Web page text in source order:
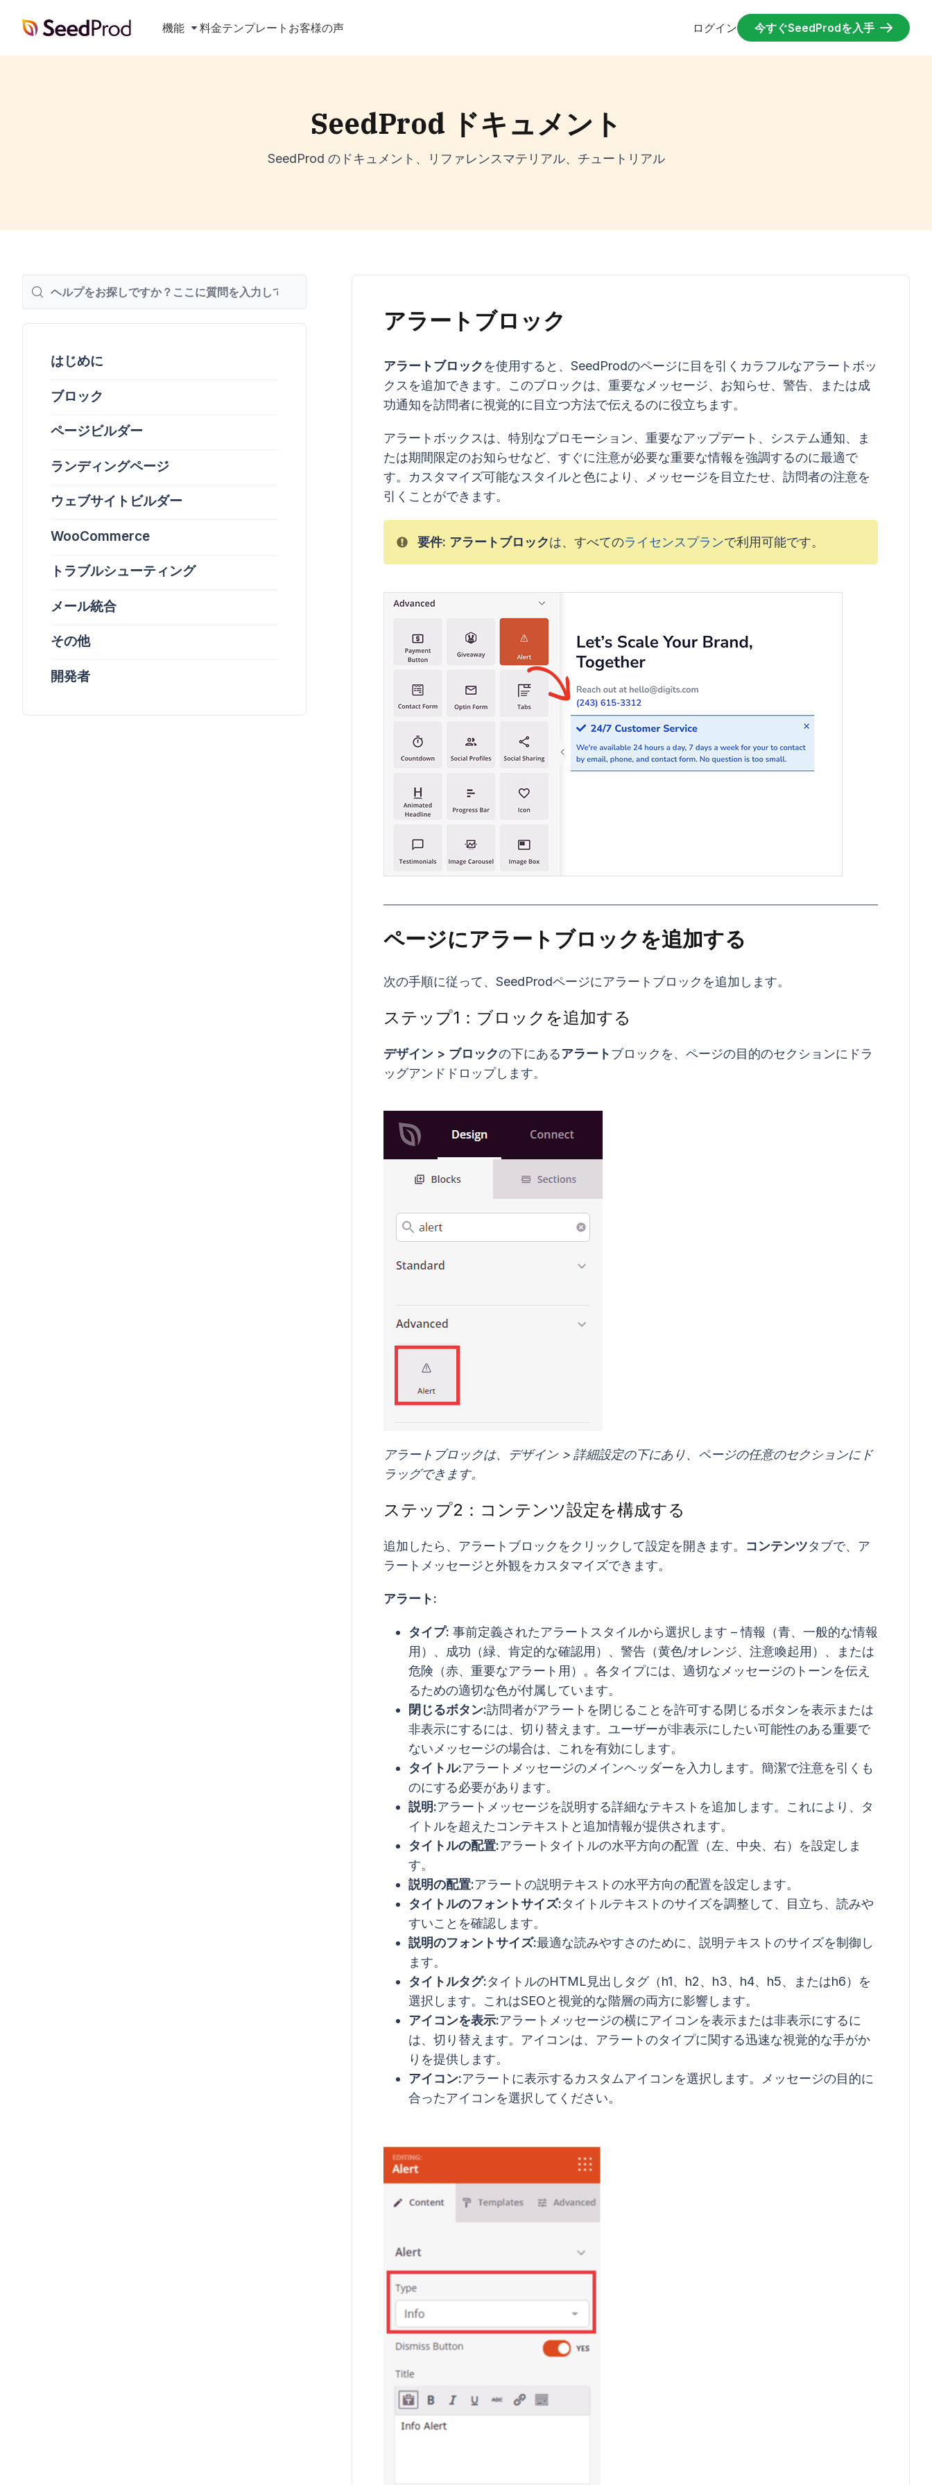
SeedProd 機能 料金テンプレート お客様の声 ログイン 今すぐSeedProdを入手
SeedProd ドキュメント
SeedProd のドキュメント、リファレンスマテリアル、チュートリアル
アラートブロック
アラートブロックを使用すると、SeedProdのページに目を引くカラフルなアラートボッ
クスを追加できます。このブロックは、重要なメッセージ、お知らせ、警告、または成
功通知を訪問者に視覚的に目立つ方法で伝えるのに役立ちます。
アラートボックスは、特別なプロモーション、重要なアップデート、システム通知、ま
たは期間限定のお知らせなど、すぐに注意が必要な重要な情報を強調するのに最適で
す。カスタマイズ可能なスタイルと色により、メッセージを目立たせ、訪問者の注意を
引くことができます。
要件: アラートブロックは、すべてのライセンスプランで利用可能です。
ページにアラートブロックを追加する
次の手順に従って、SeedProdページにアラートブロックを追加します。
ステップ1：ブロックを追加する
デザイン > ブロックの下にあるアラートブロックを、ページの目的のセクションにドラ
ッグアンドドロップします。
アラートブロックは、デザイン > 詳細設定の下にあり、ページの任意のセクションにド
ラッグできます。
ステップ2：コンテンツ設定を構成する
追加したら、アラートブロックをクリックして設定を開きます。 コンテンツタブで、ア
ラートメッセージと外観をカスタマイズできます。
アラート:
タイプ: 事前定義されたアラートスタイルから選択します – 情報（青、一般的な情報
用）、成功（緑、肯定的な確認用）、警告（黄色/オレンジ、注意喚起用）、または
危険（赤、重要なアラート用）。各タイプには、適切なメッセージのトーンを伝え
るための適切な色が付属しています。
閉じるボタン:訪問者がアラートを閉じることを許可する閉じるボタンを表示または
非表示にするには、切り替えます。ユーザーが非表示にしたい可能性のある重要で
ないメッセージの場合は、これを有効にします。
タイトル:アラートメッセージのメインヘッダーを入力します。簡潔で注意を引くも
のにする必要があります。
説明:アラートメッセージを説明する詳細なテキストを追加します。これにより、タ
イトルを超えたコンテキストと追加情報が提供されます。
タイトルの配置:アラートタイトルの水平方向の配置（左、中央、右）を設定しま
す。
説明の配置:アラートの説明テキストの水平方向の配置を設定します。
タイトルのフォントサイズ:タイトルテキストのサイズを調整して、目立ち、読みや
すいことを確認します。
説明のフォントサイズ:最適な読みやすさのために、説明テキストのサイズを制御し
ます。
タイトルタグ:タイトルのHTML見出しタグ（h1、h2、h3、h4、h5、またはh6）を
選択します。これはSEOと視覚的な階層の両方に影響します。
アイコンを表示:アラートメッセージの横にアイコンを表示または非表示にするに
は、切り替えます。アイコンは、アラートのタイプに関する迅速な視覚的な手がか
りを提供します。
アイコン:アラートに表示するカスタムアイコンを選択します。メッセージの目的に
合ったアイコンを選択してください。
はじめに
ブロック
ページビルダー
ランディングページ
ウェブサイトビルダー
WooCommerce
トラブルシューティング
メール統合
その他
開発者